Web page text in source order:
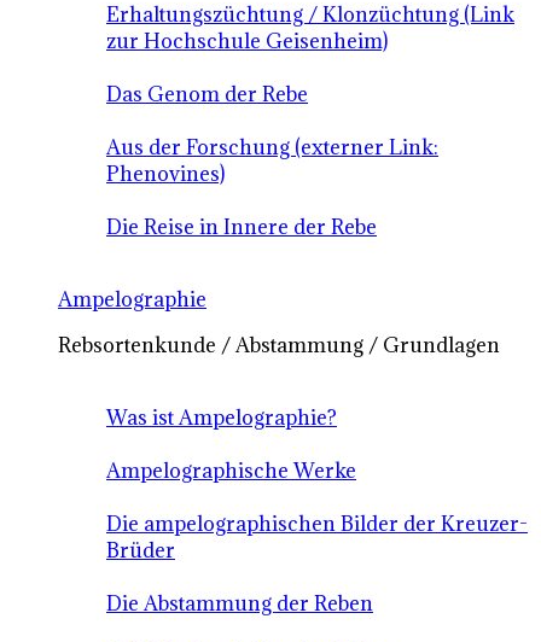
Erhaltungszüchtung / Klonzüchtung (Link
zur Hochschule Geisenheim)
Das Genom der Rebe
Aus der Forschung (externer Link:
Phenovines)
Die Reise in Innere der Rebe
Ampelographie
Rebsortenkunde / Abstammung / Grundlagen
Was ist Ampelographie?
Ampelographische Werke
Die ampelographischen Bilder der Kreuzer-
Brüder
Die Abstammung der Reben